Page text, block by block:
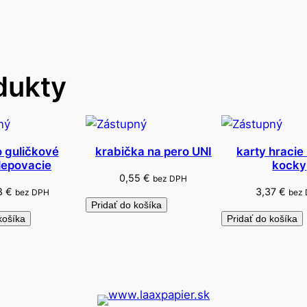
guličkové
€ bez DPH
krabička na pero UNI
0,55€ bez DPH
Pridať do košíka
karty hracie
kocky
3,37€ bez
Pridať do košíka